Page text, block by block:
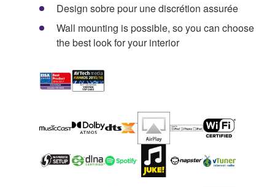
Design sobre pour une discrétion assurée
Wall mounting is possible, so you can choose
the best look for your interior